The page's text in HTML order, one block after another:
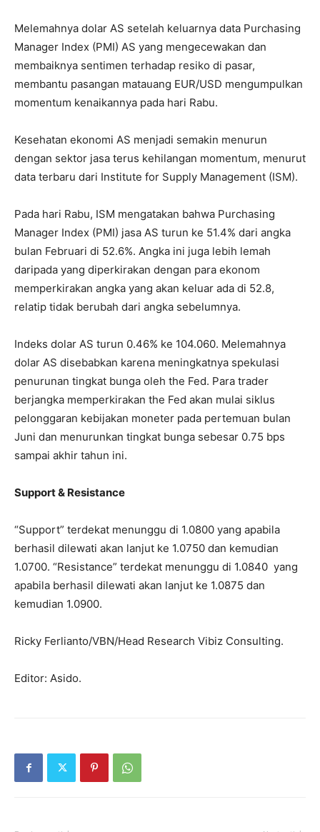
Melemahnya dolar AS setelah keluarnya data Purchasing
Manager Index (PMI) AS yang mengecewakan dan
membaiknya sentimen terhadap resiko di pasar,
membantu pasangan matauang EUR/USD mengumpulkan
momentum kenaikannya pada hari Rabu.
Kesehatan ekonomi AS menjadi semakin menurun
dengan sektor jasa terus kehilangan momentum, menurut
data terbaru dari Institute for Supply Management (ISM).
Pada hari Rabu, ISM mengatakan bahwa Purchasing
Manager Index (PMI) jasa AS turun ke 51.4% dari angka
bulan Februari di 52.6%. Angka ini juga lebih lemah
daripada yang diperkirakan dengan para ekonom
memperkirakan angka yang akan keluar ada di 52.8,
relatip tidak berubah dari angka sebelumnya.
Indeks dolar AS turun 0.46% ke 104.060. Melemahnya
dolar AS disebabkan karena meningkatnya spekulasi
penurunan tingkat bunga oleh the Fed. Para trader
berjangka memperkirakan the Fed akan mulai siklus
pelonggaran kebijakan moneter pada pertemuan bulan
Juni dan menurunkan tingkat bunga sebesar 0.75 bps
sampai akhir tahun ini.
Support & Resistance
“Support” terdekat menunggu di 1.0800 yang apabila
berhasil dilewati akan lanjut ke 1.0750 dan kemudian
1.0700. “Resistance” terdekat menunggu di 1.0840 yang
apabila berhasil dilewati akan lanjut ke 1.0875 dan
kemudian 1.0900.
Ricky Ferlianto/VBN/Head Research Vibiz Consulting.
Editor: Asido.